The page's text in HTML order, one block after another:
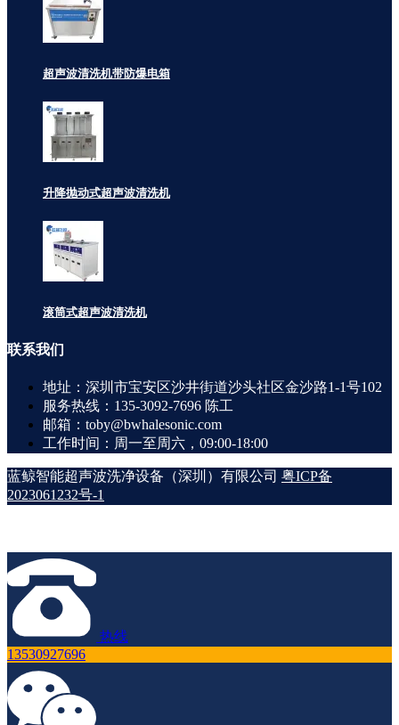
超声波清洗机带防爆电箱
升降抛动式超声波清洗机
滚筒式超声波清洗机
联系我们
地址：深圳市宝安区沙井街道沙头社区金沙路1-1号102
服务热线：135-3092-7696 陈工
邮箱：toby@bwhalesonic.com
工作时间：周一至周六，09:00-18:00
蓝鲸智能超声波洗净设备（深圳）有限公司 粤ICP备
2023061232号-1
热线
13530927696